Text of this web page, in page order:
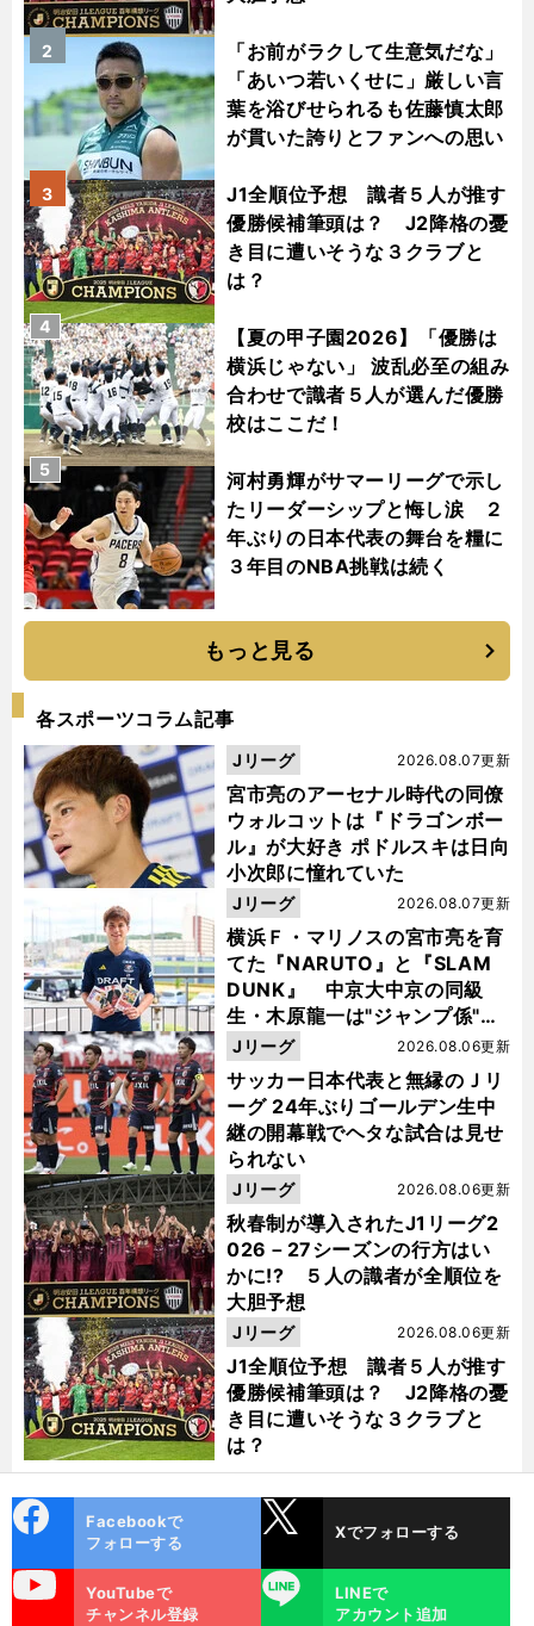
「お前がラクして生意気だな」
「あいつ若いくせに」厳しい言
葉を浴びせられるも佐藤慎太郎
が貫いた誇りとファンへの思い
2
J1全順位予想 識者５人が推す
優勝候補筆頭は？ J2降格の憂
き目に遭いそうな３クラブと
は？
3
【夏の甲子園2026】「優勝は
横浜じゃない」 波乱必至の組み
合わせで識者５人が選んだ優勝
校はここだ！
4
河村勇輝がサマーリーグで示し
たリーダーシップと悔し涙 ２
年ぶりの日本代表の舞台を糧に
３年目のNBA挑戦は続く
5
もっと見る
各スポーツコラム記事
宮市亮のアーセナル時代の同僚
ウォルコットは『ドラゴンボー
ル』が大好き ポドルスキは日向
小次郎に憧れていた
2026.08.07更新
Jリーグ
横浜Ｆ・マリノスの宮市亮を育
てた『NARUTO』と『SLAM
DUNK』 中京大中京の同級
生・木原龍一は"ジャンプ係"だ
った
2026.08.07更新
Jリーグ
サッカー日本代表と無縁のＪリ
ーグ 24年ぶりゴールデン生中
継の開幕戦でヘタな試合は見せ
られない
2026.08.06更新
Jリーグ
秋春制が導入されたJ1リーグ2
026－27シーズンの行方はい
かに!? ５人の識者が全順位を
大胆予想
2026.08.06更新
Jリーグ
J1全順位予想 識者５人が推す
優勝候補筆頭は？ J2降格の憂
き目に遭いそうな３クラブと
は？
2026.08.06更新
Jリーグ
ok
Facebookで
フォローする
Xでフォローする
YouTubeで
チャンネル登録
LINE
LINEで
アカウント追加